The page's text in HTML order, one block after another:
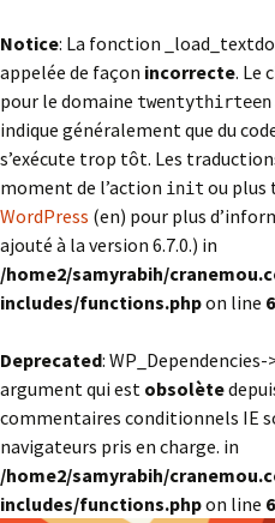
Notice: La fonction
appelée de façon incorrecte. Le
pour le domaine twentythirteen
indique généralement que du
s’exécute trop tôt. Les
moment de l’action init ou plus
WordPress (en) pour plus
ajouté à la version 6.7.0.) in
/home2/samyrabih/
includes/functions.phpon line
Deprecated:
argument qui est obsolète
commentaires conditionnels IE
navigateurs pris en charge. in
/home2/samyrabih/
includes/functions.phpon line